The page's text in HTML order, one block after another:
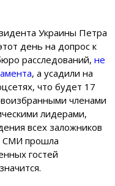
Украины Петра
день на допрос к
расследований, не
, а усадили на
что будет 17
членами
лидерами,
всех заложников
СМИ прошла
гостей